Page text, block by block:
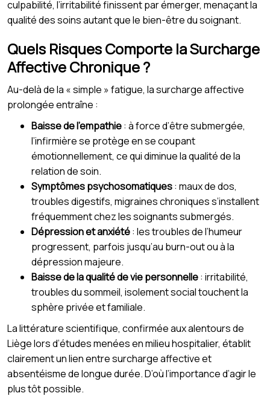
culpabilité, l’irritabilité finissent par émerger, menaçant la
qualité des soins autant que le bien-être du soignant.
Quels Risques Comporte la Surcharge
Affective Chronique ?
Au-delà de la « simple » fatigue, la surcharge affective
prolongée entraîne :
Baisse de l’empathie: à force d’être submergée,
l’infirmière se protège en se coupant
émotionnellement, ce qui diminue la qualité de la
relation de soin.
Symptômes psychosomatiques: maux de dos,
troubles digestifs, migraines chroniques s’installent
fréquemment chez les soignants submergés.
Dépression et anxiété: les troubles de l’humeur
progressent, parfois jusqu’au burn-out ou à la
dépression majeure.
Baisse de la qualité de vie personnelle: irritabilité,
troubles du sommeil, isolement social touchent la
sphère privée et familiale.
La littérature scientifique, confirmée aux alentours de
Liège lors d’études menées en milieu hospitalier, établit
clairement un lien entre surcharge affective et
absentéisme de longue durée. D’où l’importance d’agir le
plus tôt possible.